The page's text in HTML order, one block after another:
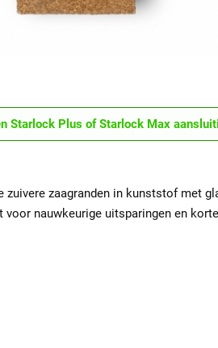
Starlock Plus of Starlock Max
zuivere zaagranden in kunststof met
nauwkeurige uitsparingen en